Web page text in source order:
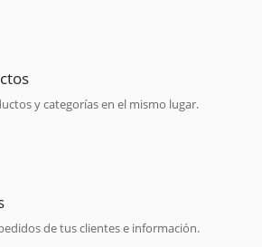
y categorías en el mismo lugar.
de tus clientes e información.